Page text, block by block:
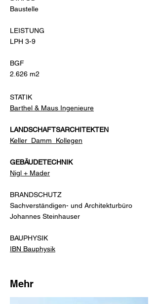
Baustelle
LEISTUNG
LPH 3-9
BGF
2.626 m2
STATIK
Barthel & Maus Ingenieure
LANDSCHAFTSARCHITEKTEN
Keller_Damm_Kollegen
GEBÄUDETECHNIK
Nigl + Mader
BRANDSCHUTZ
Sachverständigen- und Architekturbüro
Johannes Steinhauser
BAUPHYSIK
IBN Bauphysik
Mehr